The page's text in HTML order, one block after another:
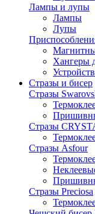
Лампы и лупы
Лампы
Лупы
Хангеры
Стразы и бисер
Стразы
Стразы
Стразы Asfour
Стразы Preciosa